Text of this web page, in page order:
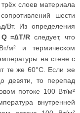
трёх слоев материала
шести
Вт. Из определения
Q =∆T/R следует, что
м² и термическом
на стене с
те же 60°С. Если же
девяти, то перепад
потоке 100 Вт/м²
внутренней